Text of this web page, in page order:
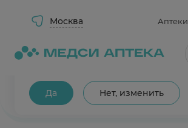
Москва
Ваш город Москва?
Да Нет, изменить
Аптеки
КАТАЛОГ АКЦИИ